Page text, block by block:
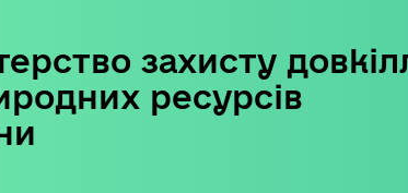
захисту
ресурсів